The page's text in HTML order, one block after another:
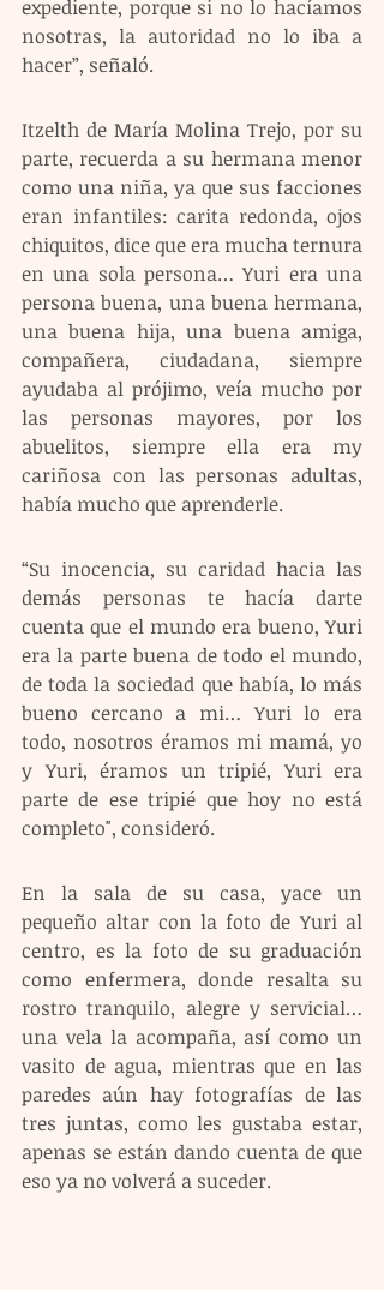
expediente, porque si no lo hacíamos
nosotras, la autoridad no lo iba a
hacer”, señaló.
Itzelth de María Molina Trejo, por su
parte, recuerda a su hermana menor
como una niña, ya que sus facciones
eran infantiles: carita redonda, ojos
chiquitos, dice que era mucha ternura
en una sola persona… Yuri era una
persona buena, una buena hermana,
una buena hija, una buena amiga,
compañera, ciudadana, siempre
ayudaba al prójimo, veía mucho por
las personas mayores, por los
abuelitos, siempre ella era my
cariñosa con las personas adultas,
había mucho que aprenderle.
“Su inocencia, su caridad hacia las
demás personas te hacía darte
cuenta que el mundo era bueno, Yuri
era la parte buena de todo el mundo,
de toda la sociedad que había, lo más
bueno cercano a mi… Yuri lo era
todo, nosotros éramos mi mamá, yo
y Yuri, éramos un tripié, Yuri era
parte de ese tripié que hoy no está
completo", consideró.
En la sala de su casa, yace un
pequeño altar con la foto de Yuri al
centro, es la foto de su graduación
como enfermera, donde resalta su
rostro tranquilo, alegre y servicial…
una vela la acompaña, así como un
vasito de agua, mientras que en las
paredes aún hay fotografías de las
tres juntas, como les gustaba estar,
apenas se están dando cuenta de que
eso ya no volverá a suceder.